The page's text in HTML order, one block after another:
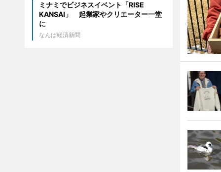
ミナミでビジネスイベント「RISE
KANSAI」 起業家やクリエーター一堂
に
なんば経済新聞